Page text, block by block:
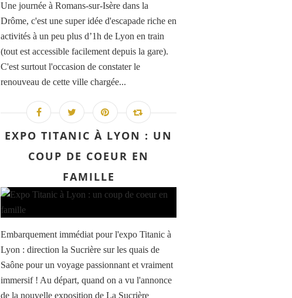
Une journée à Romans-sur-Isère dans la
Drôme, c'est une super idée d'escapade riche en
activités à un peu plus d’1h de Lyon en train
(tout est accessible facilement depuis la gare).
C'est surtout l'occasion de constater le
renouveau de cette ville chargée...
EXPO TITANIC À LYON : UN
COUP DE COEUR EN
FAMILLE
Embarquement immédiat pour l'expo Titanic à
Lyon : direction la Sucrière sur les quais de
Saône pour un voyage passionnant et vraiment
immersif ! Au départ, quand on a vu l'annonce
de la nouvelle exposition de La Sucrière